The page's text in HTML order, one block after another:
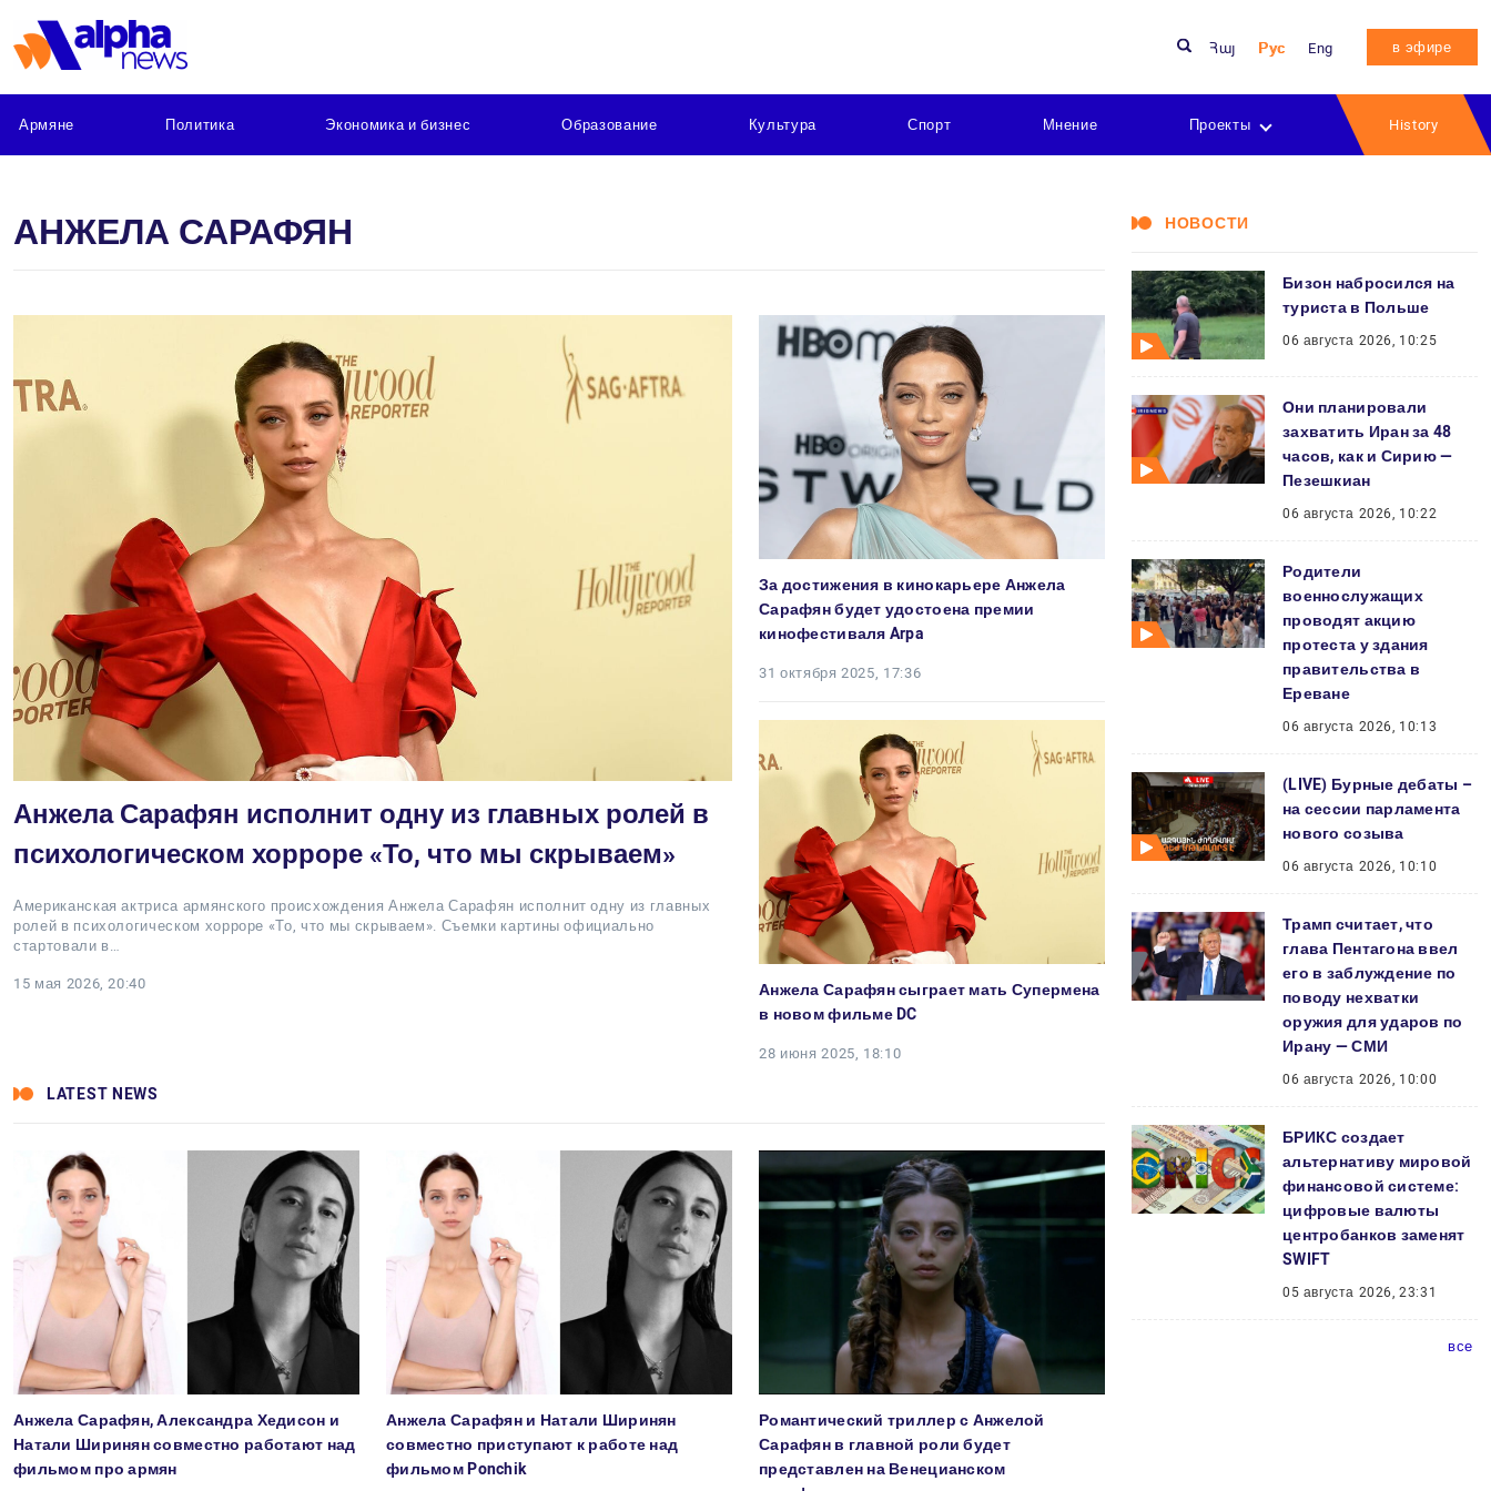
Հայ Рус Eng в эфире
Армяне Политика Экономика и бизнес Образование Культура Спорт Мнение Проекты History
АНЖЕЛА САРАФЯН
Анжела Сарафян исполнит одну из главных ролей в
психологическом хорроре «То, что мы скрываем»
Американская актриса армянского происхождения Анжела Сарафян исполнит одну из главных
ролей в психологическом хорроре «То, что мы скрываем». Съемки картины официально
стартовали в…
15 мая 2026, 20:40
За достижения в кинокарьере Анжела
Сарафян будет удостоена премии
кинофестиваля Arpa
31 октября 2025, 17:36
Анжела Сарафян сыграет мать Супермена
в новом фильме DC
28 июня 2025, 18:10
LATEST NEWS
Анжела Сарафян, Александра Хедисон и
Натали Ширинян совместно работают над
фильмом про армян
Анжела Сарафян и Натали Ширинян
совместно приступают к работе над
фильмом Ponchik
Романтический триллер с Анжелой
Сарафян в главной роли будет
представлен на Венецианском
НОВОСТИ
Бизон набросился на
туриста в Польше
06 августа 2026, 10:25
Они планировали
захватить Иран за 48
часов, как и Сирию —
Пезешкиан
06 августа 2026, 10:22
Родители
военнослужащих
проводят акцию
протеста у здания
правительства в
Ереване
06 августа 2026, 10:13
(LIVE) Бурные дебаты –
на сессии парламента
нового созыва
06 августа 2026, 10:10
Трамп считает, что
глава Пентагона ввел
его в заблуждение по
поводу нехватки
оружия для ударов по
Ирану — СМИ
06 августа 2026, 10:00
БРИКС создает
альтернативу мировой
финансовой системе:
цифровые валюты
центробанков заменят
SWIFT
05 августа 2026, 23:31
все